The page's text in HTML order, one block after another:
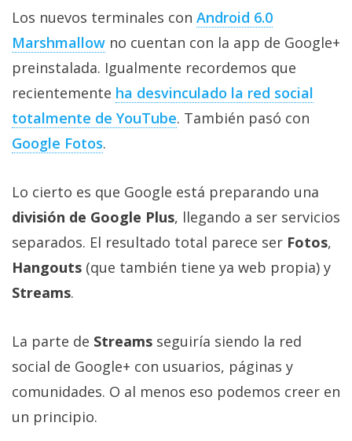
Más
temas
Sorteos
Foros
/
Sobre
nosotros
/
Publicidad
/
de
privacidad
/
Legal
Los nuevos terminales con Android 6.0
Marshmallow no cuentan con la app de Google+
preinstalada. Igualmente recordemos que
recientemente ha desvinculado la red social
totalmente de YouTube. También pasó con
Google Fotos.
Lo cierto es que Google está preparando una
división de Google Plus, llegando a ser servicios
separados. El resultado total parece ser Fotos,
Hangouts (que también tiene ya web propia) y
Streams.
La parte de Streams seguiría siendo la red
social de Google+ con usuarios, páginas y
comunidades. O al menos eso podemos creer en
un principio.